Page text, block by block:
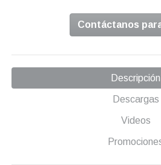
Contáctanos
Descripción
Descargas
Videos